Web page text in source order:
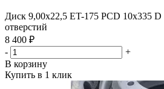
Диск 9,00х22,5 ET-175 PCD 10x335 D
отверстий
8 400 ₽
-
+
В корзину
Купить в 1 клик